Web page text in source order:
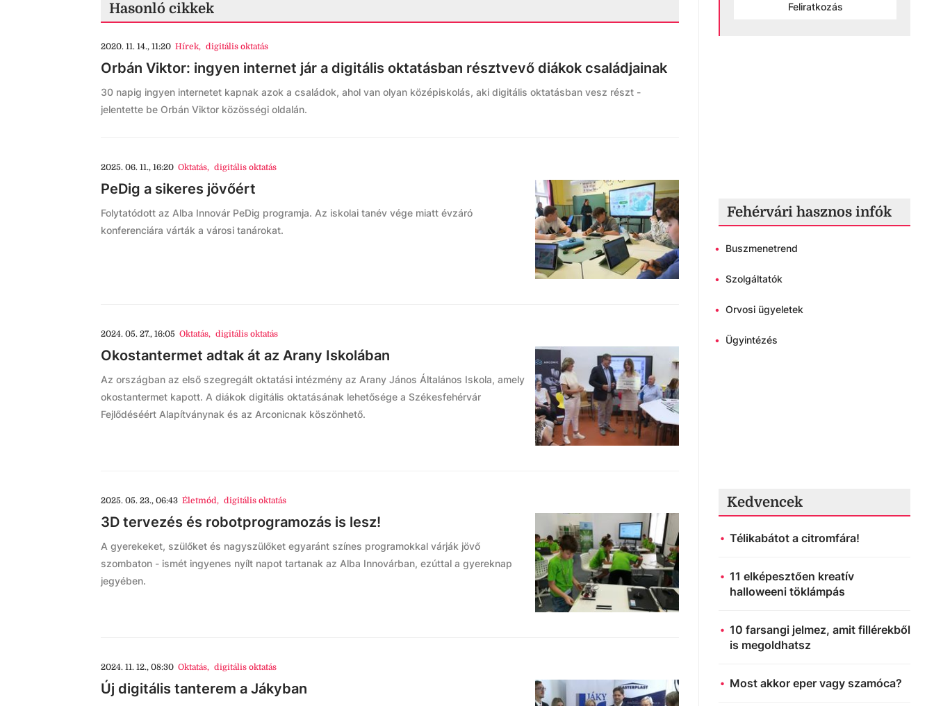
Hasonló cikkek
2020. 11. 14., 11:20 Hírek, digitális oktatás
Orbán Viktor: ingyen internet jár a digitális oktatásban résztvevő diákok családjainak
30 napig ingyen internetet kapnak azok a családok, ahol van olyan középiskolás, aki digitális oktatásban vesz részt -
jelentette be Orbán Viktor közösségi oldalán.
2025. 06. 11., 16:20 Oktatás, digitális oktatás
PeDig a sikeres jövőért
Folytatódott az Alba Innovár PeDig programja. Az iskolai tanév vége miatt évzáró
konferenciára várták a városi tanárokat.
2024. 05. 27., 16:05 Oktatás, digitális oktatás
Okostantermet adtak át az Arany Iskolában
Az országban az első szegregált oktatási intézmény az Arany János Általános Iskola, amely
okostantermet kapott. A diákok digitális oktatásának lehetősége a Székesfehérvár
Fejlődéséért Alapítványnak és az Arconicnak köszönhető.
2025. 05. 23., 06:43 Életmód, digitális oktatás
3D tervezés és robotprogramozás is lesz!
A gyerekeket, szülőket és nagyszülőket egyaránt színes programokkal várják jövő
szombaton - ismét ingyenes nyílt napot tartanak az Alba Innovárban, ezúttal a gyereknap
jegyében.
2024. 11. 12., 08:30 Oktatás, digitális oktatás
Új digitális tanterem a Jákyban
Feliratkozás
Fehérvári hasznos infók
• Buszmenetrend
• Szolgáltatók
• Orvosi ügyeletek
• Ügyintézés
Kedvencek
Télikabátot a citromfára!
11 elképesztően kreatív
halloweeni töklámpás
10 farsangi jelmez, amit fillérekből
is megoldhatsz
Most akkor eper vagy szamóca?